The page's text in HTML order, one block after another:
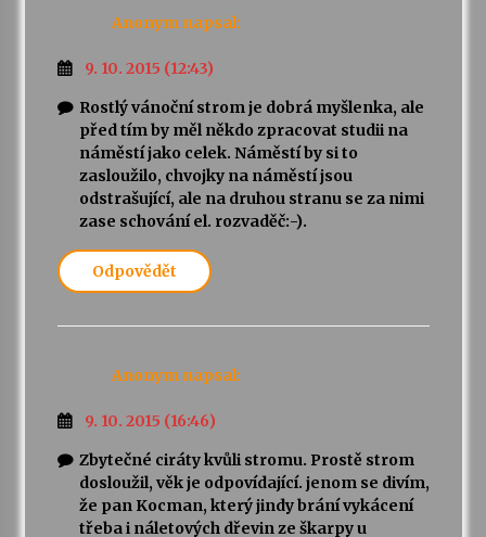
Anonym napsal:
9. 10. 2015 (12:43)
Rostlý vánoční strom je dobrá myšlenka, ale
před tím by měl někdo zpracovat studii na
náměstí jako celek. Náměstí by si to
zasloužilo, chvojky na náměstí jsou
odstrašující, ale na druhou stranu se za nimi
zase schování el. rozvaděč:-).
Odpovědět
Anonym napsal:
9. 10. 2015 (16:46)
Zbytečné ciráty kvůli stromu. Prostě strom
dosloužil, věk je odpovídající. jenom se divím,
že pan Kocman, který jindy brání vykácení
třeba i náletových dřevin ze škarpy u